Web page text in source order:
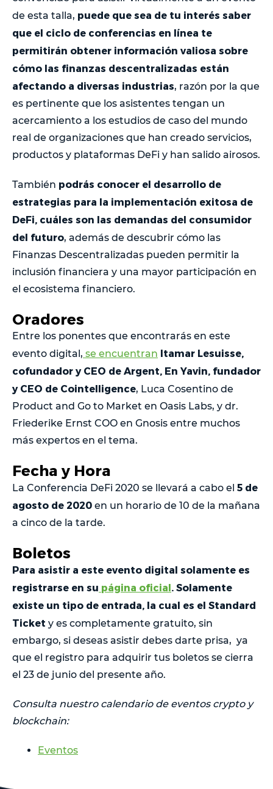
de esta talla, puede que sea de tu interés saber
que el ciclo de conferencias en línea te
permitirán obtener información valiosa sobre
cómo las finanzas descentralizadas están
afectando a diversas industrias, razón por la que
es pertinente que los asistentes tengan un
acercamiento a los estudios de caso del mundo
real de organizaciones que han creado servicios,
productos y plataformas DeFi y han salido airosos.
También podrás conocer el desarrollo de
estrategias para la implementación exitosa de
DeFi, cuáles son las demandas del consumidor
del futuro, además de descubrir cómo las
Finanzas Descentralizadas pueden permitir la
inclusión financiera y una mayor participación en
el ecosistema financiero.
Oradores
Entre los ponentes que encontrarás en este
evento digital, se encuentran Itamar Lesuisse,
cofundador y CEO de Argent, En Yavin, fundador
y CEO de Cointelligence, Luca Cosentino de
Product and Go to Market en Oasis Labs, y dr.
Friederike Ernst COO en Gnosis entre muchos
más expertos en el tema.
Fecha y Hora
La Conferencia DeFi 2020 se llevará a cabo el 5 de
agosto de 2020 en un horario de 10 de la mañana
a cinco de la tarde.
Boletos
Para asistir a este evento digital solamente es
registrarse en su página oficial. Solamente
existe un tipo de entrada, la cual es el Standard
Ticket y es completamente gratuito, sin
embargo, si deseas asistir debes darte prisa, ya
que el registro para adquirir tus boletos se cierra
el 23 de junio del presente año.
Consulta nuestro calendario de eventos crypto y
blockchain:
Eventos